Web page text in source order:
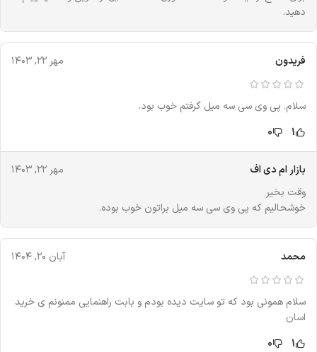
دهید.
فریدون مهر ۲۲, ۱۴۰۳
سلام. پی وی سی سه میل گرفتم خوب بود.
1
0
بازار ام دی اف
مهر ۲۲, ۱۴۰۳
وقت بخیر
خوشحالیم که پی وی سی سه میل براتون خوب بوده.
محمد آبان ۲۰, ۱۴۰۴
سلام همونی بود که تو سایت دیده بودم و بابت راهنمایی ممنونم ی خرید
اسان
1
0